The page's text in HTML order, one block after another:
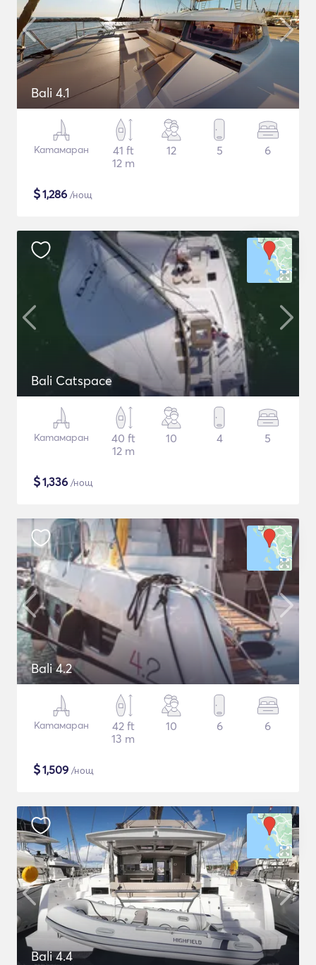
Bali 4.1
Катамаран
41 ft
12 m
12 5 6
$1,286 /нощ
Bali Catspace
Катамаран
40 ft
12 m
10 4 5
$1,336 /нощ
Bali 4.2
Катамаран
42 ft
13 m
10 6 6
$1,509 /нощ
Bali 4.4